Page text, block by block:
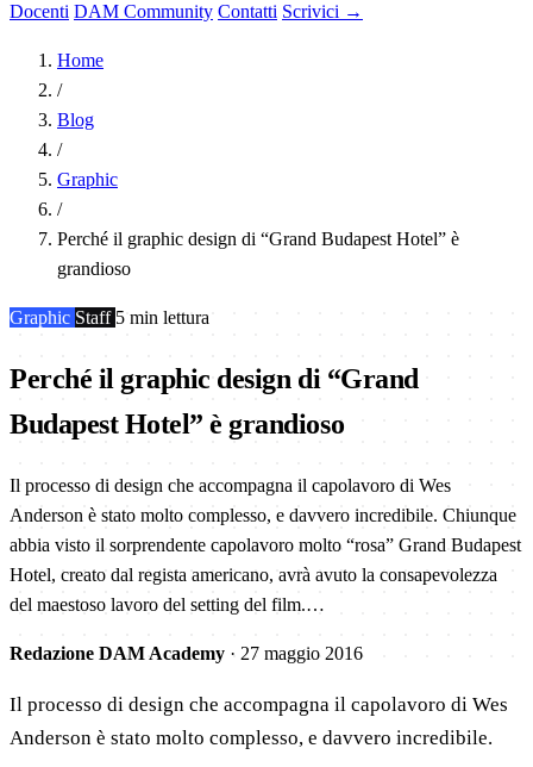
Docenti DAM Community Contatti Scrivici →
Home
/
Blog
/
Graphic
/
Perché il graphic design di “Grand Budapest Hotel” è
grandioso
Graphic Staff 5 min lettura
Perché il graphic design di “Grand
Budapest Hotel” è grandioso
Il processo di design che accompagna il capolavoro di Wes
Anderson è stato molto complesso, e davvero incredibile. Chiunque
abbia visto il sorprendente capolavoro molto “rosa” Grand Budapest
Hotel, creato dal regista americano, avrà avuto la consapevolezza
del maestoso lavoro del setting del film.…
Redazione DAM Academy · 27 maggio 2016
Il processo di design che accompagna il capolavoro di Wes
Anderson è stato molto complesso, e davvero incredibile.